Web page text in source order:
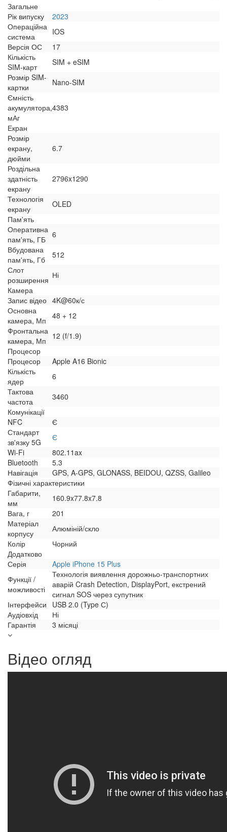
Загальне
Рік випуску
2023
Операційна
система
IOS
Версія ОС
17
Кількість
SIM-карт
SIM + eSIM
Розмір SIM-
картки
Nano-SIM
Ємність
акумулятора,
мАг
4383
Екран
Розмір
екрану,
дюйми
6.7
Роздільна
здатність
екрану
2796x1290
Технологія
екрану
OLED
Пам'ять
Оперативна
пам'ять, ГБ
6
Вбудована
пам'ять, Гб
512
Слот
розширення Ні
Камера
Запис відео 4K@60к/с
Основна
камера, Мп
48 + 12
Фронтальна
камера, Мп
12 (f/1.9)
Процесор
Процесор
Apple A16 Bionic
Кількість
ядер
6
Тактова
частота
3460
Комунікації
NFC
Є
Стандарт
зв'язку 5G
Є
Wi-Fi
802.11ax
Bluetooth
5.3
Навігація
GPS, A-GPS, GLONASS, BEIDOU, QZSS, Galileo
Фізичні характеристики
Габарити,
мм
160.9x77.8x7.8
Вага, г
201
Матеріал
корпусу
Алюміній/скло
Колір
Чорний
Додатково
Серія
Apple iPhone 15 Plus
Функції /
можливості
Технологія виявлення дорожньо-транспортних
аварій Crash Detection, DisplayPort, екстрений
сигнал SOS через супутник
Інтерфейси
USB 2.0 (Type С)
Аудіовхід
Ні
Гарантія
3 місяці
Відео огляд